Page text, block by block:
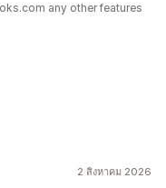
any other features
2 สิงหาคม 2026